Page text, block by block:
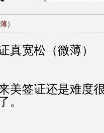
）
真宽松（微薄）
美签证还是难度
。